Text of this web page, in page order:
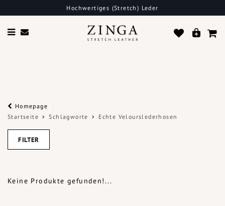
Hochwertiges (Stretch) Leder
Homepage
Startseite
Schlagworte Echte Velourslederhosen
FILTER
Keine Produkte gefunden!...